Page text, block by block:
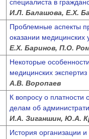
специалиста в
И.Л. Балашова, Е.Х.
Проблемные аспекты
оказании медицинских
Е.Х. Баринов, П.О.
Некоторые
медицинских экспертиз
А.В. Воропаев
К вопросу о платности
делам об
И.А. Зиганшин, Ю.А.
История организации